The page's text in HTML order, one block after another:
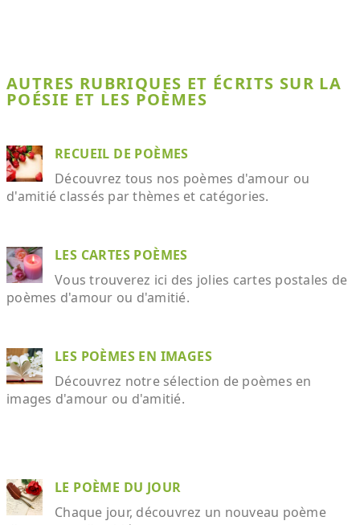
AUTRES RUBRIQUES ET ÉCRITS SUR LA
POÉSIE ET LES POÈMES
RECUEIL DE POÈMES
Découvrez tous nos poèmes d'amour ou
d'amitié classés par thèmes et catégories.
LES CARTES POÈMES
Vous trouverez ici des jolies cartes postales de
poèmes d'amour ou d'amitié.
LES POÈMES EN IMAGES
Découvrez notre sélection de poèmes en
images d'amour ou d'amitié.
LE POÈME DU JOUR
Chaque jour, découvrez un nouveau poème